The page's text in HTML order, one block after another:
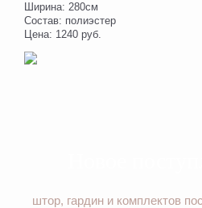
Ширина: 280см
Состав: полиэстер
Цена: 1240 руб.
штор, гардин и комплектов